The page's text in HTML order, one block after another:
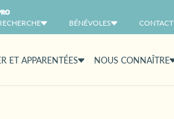
BÉNÉVOLES CONTACT
ET APPARENTÉES NOUS CONNAÎTRE